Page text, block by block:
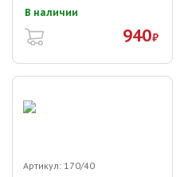
В наличии
940₽
Артикул: 170/40